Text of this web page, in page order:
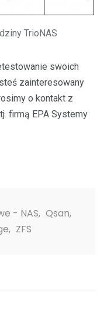
TrioNAS
swoich
zainteresowany
o kontakt z
firmą EPA Systemy
- NAS, Qsan,
, ZFS